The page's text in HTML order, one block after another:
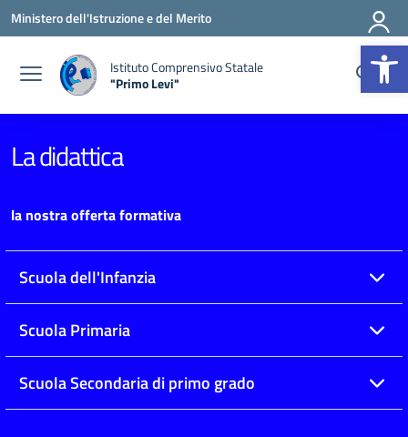
Vai ai contenuti
Vai al menu di navigazione
Vai al footer
Ministero dell'Istruzione e del Merito
Istituto Comprensivo Statale
"Primo Levi"
La didattica
la nostra offerta formativa
Scuola dell'Infanzia
Scuola Primaria
Scuola Secondaria di primo grado